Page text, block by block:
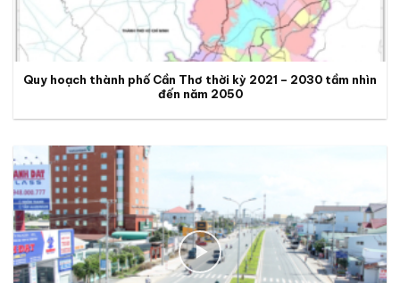
Quy hoạch thành phố Cần Thơ thời kỳ 2021 – 2030 tầm nhìn
đến năm 2050